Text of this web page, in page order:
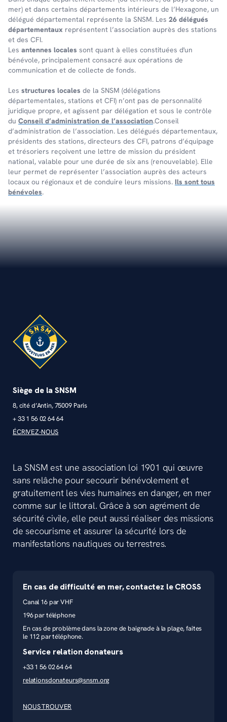
mer) et dans certains dépar­te­ments inté­rieurs de l’Hexa­gone, un
délé­gué dépar­te­men­tal repré­sente la SNSM. Les 26 délégués
départementaux représentent l’association auprès des stations
et des CFI.
Les antennes locales sont quant à elles constituées d'un
bénévole, principalement consacré aux opérations de
communication et de collecte de fonds.
Les structures locales de la SNSM (délégations
départementales, stations et CFI) n’ont pas de personnalité
juridique propre, et agissent par délégation et sous le contrôle
du Conseil d’administration de l’association.Conseil
d’administration de l’association. Les délégués départementaux,
présidents des stations, directeurs des CFI, patrons d’équipage
et trésoriers reçoivent une lettre de mission du président
national, valable pour une durée de six ans (renouvelable). Elle
leur permet de représenter l’association auprès des acteurs
locaux ou régionaux et de conduire leurs missions. Ils sont tous
bénévoles.
Siège de la SNSM
8, cité d’Antin, 75009 Paris
+ 33 1 56 02 64 64
ÉCRIVEZ-NOUS
La SNSM est une association loi 1901 qui œuvre
sans relâche pour secourir bénévolement et
gratuitement les vies humaines en danger, en mer
comme sur le littoral. Grâce à son agrément de
sécurité civile, elle peut aussi réaliser des missions
de secourisme et assurer la sécurité lors de
manifestations nautiques ou terrestres.
En cas de difficulté en mer, contactez le CROSS
Canal 16 par VHF
196 par téléphone
En cas de problème dans la zone de baignade à la plage, faites
le 112 par téléphone.
Service relation donateurs
+33 1 56 02 64 64
relationsdonateurs@snsm.org
NOUS TROUVER